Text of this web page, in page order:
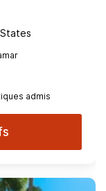
admis